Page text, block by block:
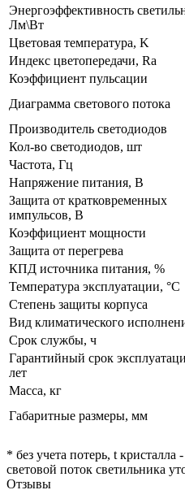
Энергоэффективность
Лм\Вт
Цветовая температура, K
Индекс цветопередачи, Ra
Коэффициент пульсации
Диаграмма светового потока
Производитель светодиодов
Кол-во светодиодов, шт
Частота, Гц
Напряжение питания, В
Защита от кратковременных
импульсов, В
Коэффициент мощности
Защита от перегрева
КПД источника питания, %
Температура эксплуатации, °C
Степень защиты корпуса
Вид климатического
Срок службы, ч
Гарантийный срок
лет
Масса, кг
Габаритные размеры, мм
* без учета потерь, t кристалла
световой поток светильника
Отзывы